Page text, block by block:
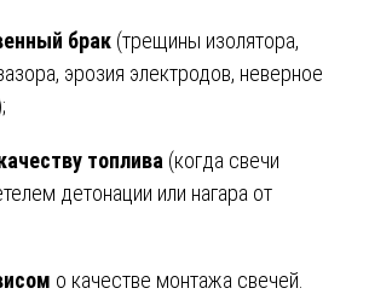
брак (трещины изолятора,
эрозия электродов, неверное
топлива (когда свечи
детонации или нагара от
о качестве монтажа свечей.